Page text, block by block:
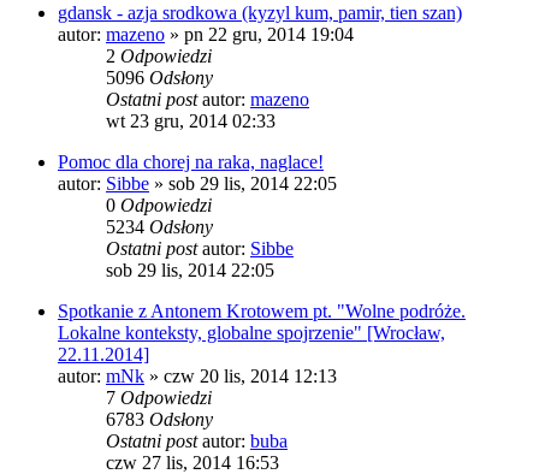
gdansk - azja srodkowa (kyzyl kum, pamir, tien szan)
autor: mazeno » pn 22 gru, 2014 19:04
2 Odpowiedzi
5096 Odsłony
Ostatni postautor: mazeno
wt 23 gru, 2014 02:33
Pomoc dla chorej na raka, naglace!
autor: Sibbe » sob 29 lis, 2014 22:05
0 Odpowiedzi
5234 Odsłony
Ostatni postautor: Sibbe
sob 29 lis, 2014 22:05
Spotkanie z Antonem Krotowem pt. "Wolne podróże.
Lokalne konteksty, globalne spojrzenie" [Wrocław,
22.11.2014]
autor: mNk » czw 20 lis, 2014 12:13
7 Odpowiedzi
6783 Odsłony
Ostatni postautor: buba
czw 27 lis, 2014 16:53